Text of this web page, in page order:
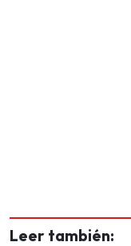
Leer también: